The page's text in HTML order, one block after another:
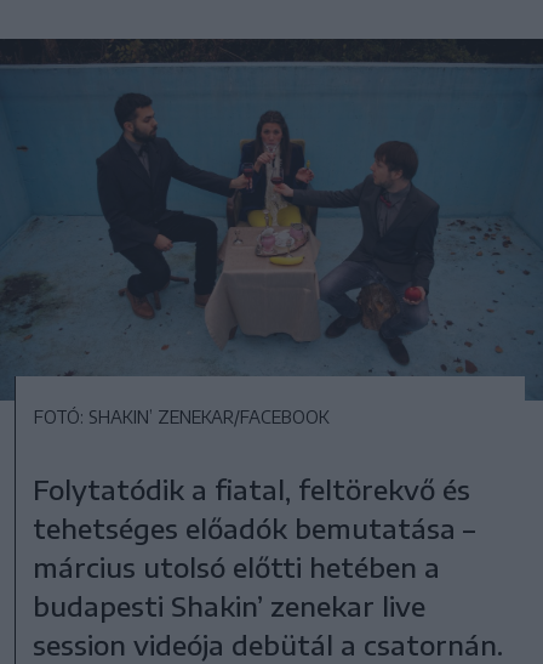
FOTÓ: SHAKIN’ ZENEKAR/FACEBOOK
Folytatódik a fiatal, feltörekvő és
tehetséges előadók bemutatása –
március utolsó előtti hetében a
budapesti Shakin’ zenekar live
session videója debütál a csatornán.